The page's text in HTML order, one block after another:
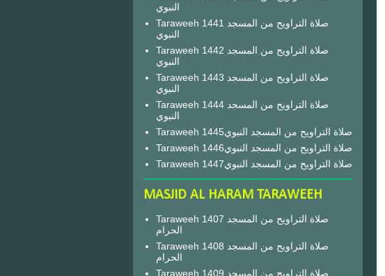
النبوي
Taraweeh 1441 صلاة التراويح من المسجد
النبوي
Taraweeh 1442 صلاة التراويح من المسجد
النبوي
Taraweeh 1443 صلاة التراويح من المسجد
النبوي
Taraweeh 1444 صلاة التراويح من المسجد
النبوي
Taraweeh 1445صلاة التراويح من المسجد النبوي
Taraweeh 1446صلاة التراويح من المسجد النبوي
Taraweeh 1447صلاة التراويح من المسجد النبوي
MASJID AL HARAM TARAWEEH
Taraweeh 1407 صلاة التراويح من المسجد
الحرام
Taraweeh 1408 صلاة التراويح من المسجد
الحرام
Taraweeh 1409 صلاة التراويح من المسجد